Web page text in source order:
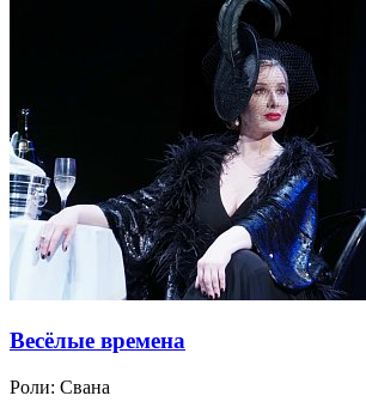
Весёлые времена
Роли: Свана